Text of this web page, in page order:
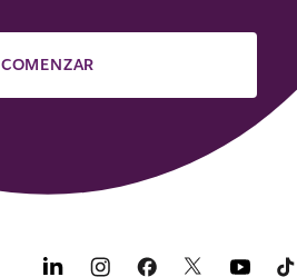
COMENZAR